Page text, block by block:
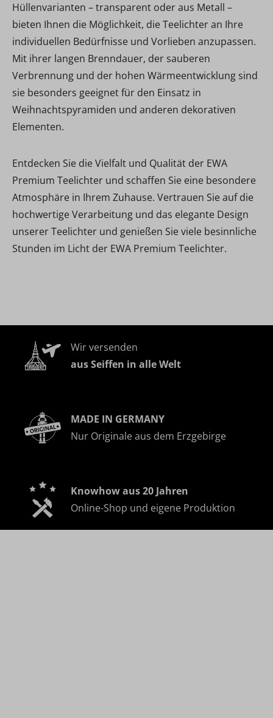
Hüllenvarianten – transparent oder aus Metall –
bieten Ihnen die Möglichkeit, die Teelichter an Ihre
individuellen Bedürfnisse und Vorlieben anzupassen.
Mit ihrer langen Brenndauer, der sauberen
Verbrennung und der hohen Wärmeentwicklung sind
sie besonders geeignet für den Einsatz in
Weihnachtspyramiden und anderen dekorativen
Elementen.
Entdecken Sie die Vielfalt und Qualität der EWA
Premium Teelichter und schaffen Sie eine besondere
Atmosphäre in Ihrem Zuhause. Vertrauen Sie auf die
hochwertige Verarbeitung und das elegante Design
unserer Teelichter und genießen Sie viele besinnliche
Stunden im Licht der EWA Premium Teelichter.
Wir versenden
aus Seiffen in alle Welt
MADE IN GERMANY
Nur Originale aus dem Erzgebirge
Knowhow aus 20 Jahren
Online-Shop und eigene Produktion